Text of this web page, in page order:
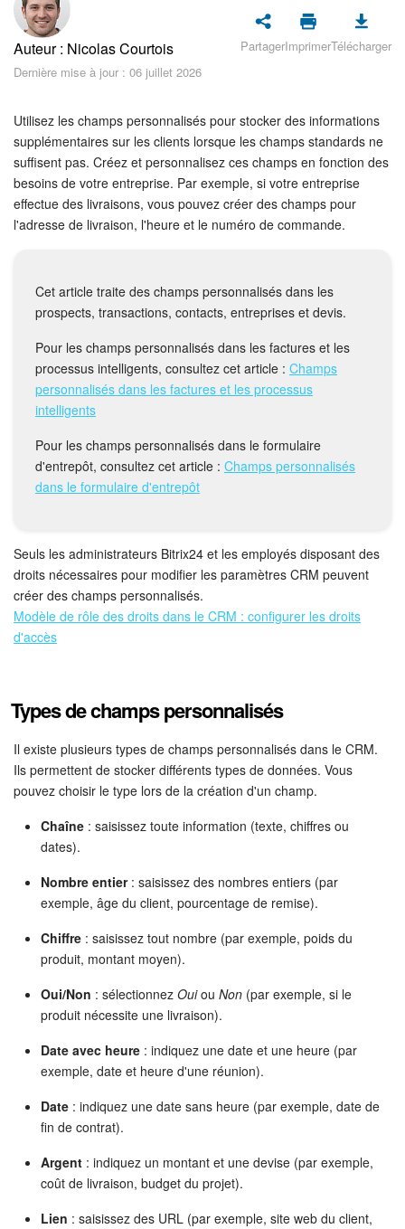
Sécurité dans Bitrix24
Démarrer sur Bitrix24
Actualités
Tâches et projets
Projets IA
Collabs
Groupes de travail
Calendriers
Bitrix24 Drive
Base de connaissances
Boutique en ligne
Gestion des stocks
CRM
Réservation en ligne
CoPilot - IA dans Bitrix24
Signature électronique
Signature électronique pour les RH
Analytique
Automatisation
Processus d’entreprise
Espace des ventes
CRM + Boutique en ligne
Auteur : Nicolas Courtois
Dernière mise à jour : 06 juillet 2026
PartagerImprimerTélécharger
Utilisez les champs personnalisés pour stocker des informations
supplémentaires sur les clients lorsque les champs standards ne
suffisent pas. Créez et personnalisez ces champs en fonction des
besoins de votre entreprise. Par exemple, si votre entreprise
effectue des livraisons, vous pouvez créer des champs pour
l'adresse de livraison, l'heure et le numéro de commande.
Cet article traite des champs personnalisés dans les
prospects, transactions, contacts, entreprises et devis.
Pour les champs personnalisés dans les factures et les
processus intelligents, consultez cet article : Champs
personnalisés dans les factures et les processus
intelligents
Pour les champs personnalisés dans le formulaire
d'entrepôt, consultez cet article : Champs personnalisés
dans le formulaire d'entrepôt
Seuls les administrateurs Bitrix24 et les employés disposant des
droits nécessaires pour modifier les paramètres CRM peuvent
créer des champs personnalisés.
Modèle de rôle des droits dans le CRM : configurer les droits
d'accès
Types de champs personnalisés
Il existe plusieurs types de champs personnalisés dans le CRM.
Ils permettent de stocker différents types de données. Vous
pouvez choisir le type lors de la création d'un champ.
Chaîne : saisissez toute information (texte, chiffres ou
dates).
Nombre entier: saisissez des nombres entiers (par
exemple, âge du client, pourcentage de remise).
Chiffre : saisissez tout nombre (par exemple, poids du
produit, montant moyen).
Oui/Non : sélectionnez Ouiou Non (par exemple, si le
produit nécessite une livraison).
Date avec heure : indiquez une date et une heure (par
exemple, date et heure d'une réunion).
Date : indiquez une date sans heure (par exemple, date de
fin de contrat).
Argent : indiquez un montant et une devise (par exemple,
coût de livraison, budget du projet).
Lien : saisissez des URL (par exemple, site web du client,